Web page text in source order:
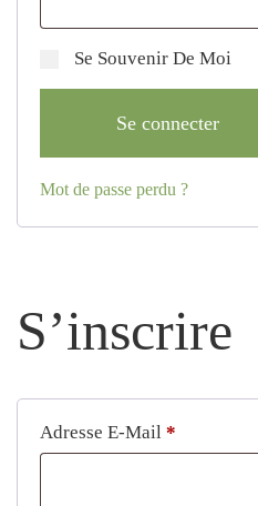
Se Souvenir De Moi
Se connecter
Mot de passe perdu ?
S’inscrire
Adresse E-Mail *